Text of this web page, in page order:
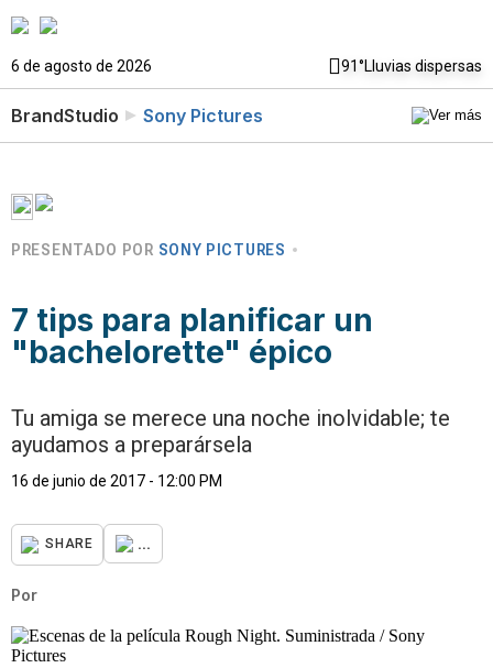
6 de agosto de 2026 91°Lluvias dispersas
BrandStudio Sony Pictures
PRESENTADO POR SONY PICTURES
7 tips para planificar un
"bachelorette" épico
Tu amiga se merece una noche inolvidable; te
ayudamos a preparársela
16 de junio de 2017 - 12:00 PM
SHARE ...
Por